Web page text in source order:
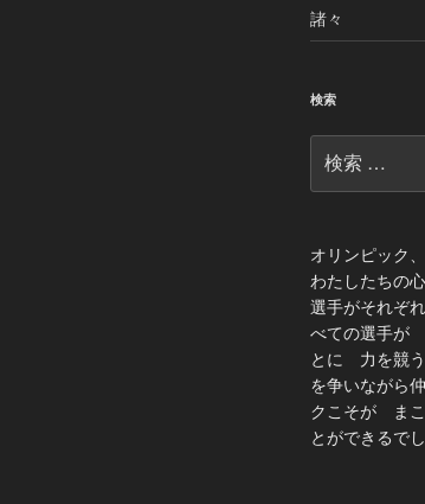
諸々
検索
索:
オリンピック
わたしたちの
選手がそれぞ
べての選手が
とに 力を競う
を争いながら
クこそが まこ
とができるで